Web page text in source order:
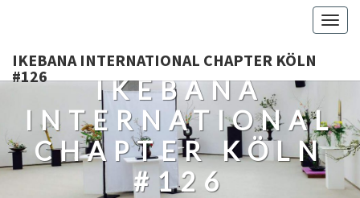
IKEBANA INTERNATIONAL CHAPTER KÖLN
#126
IKEBANA
INTERNATIONAL
CHAPTER KÖLN
#126